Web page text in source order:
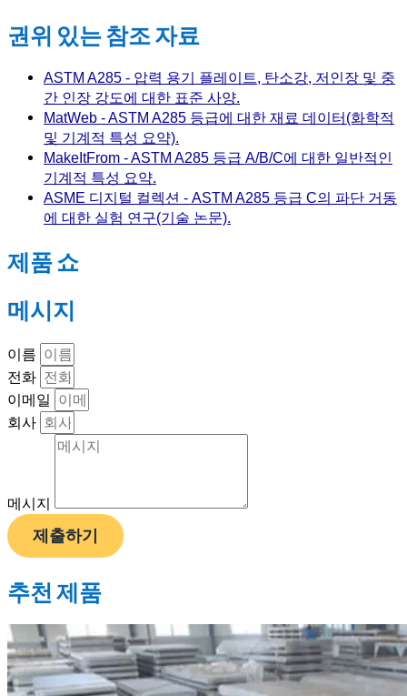
권위 있는 참조 자료
ASTM A285 - 압력 용기 플레이트, 탄소강, 저인장 및 중
간 인장 강도에 대한 표준 사양.
MatWeb - ASTM A285 등급에 대한 재료 데이터(화학적
및 기계적 특성 요약).
MakeItFrom - ASTM A285 등급 A/B/C에 대한 일반적인
기계적 특성 요약.
ASME 디지털 컬렉션 - ASTM A285 등급 C의 파단 거동
에 대한 실험 연구(기술 논문).
제품 쇼
메시지
이름
전화
이메일
회사
메시지
제출하기
추천 제품